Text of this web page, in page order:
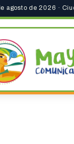
agosto de 2026 ·